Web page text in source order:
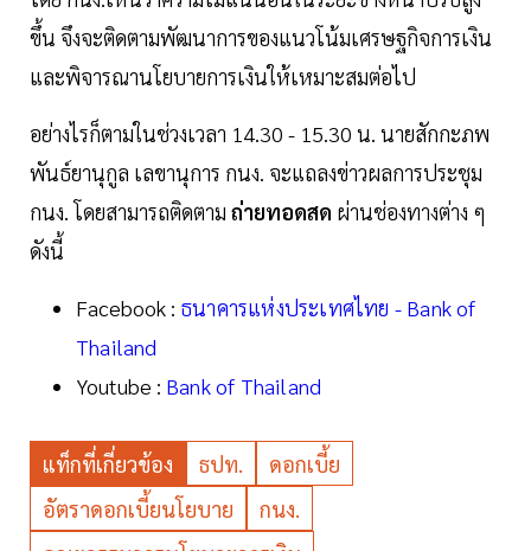
ขึ้น จึงจะติดตามพัฒนาการของแนวโน้มเศรษฐกิจการเงิน
และพิจารณานโยบายการเงินให้เหมาะสมต่อไป
อย่างไรก็ตามในช่วงเวลา 14.30 - 15.30 น. นายสักกะภพ
พันธ์ยานุกูล เลขานุการ กนง. จะแถลงข่าวผลการประชุม
กนง. โดยสามารถติดตาม ถ่ายทอดสด ผ่านช่องทางต่าง ๆ
ดังนี้
Facebook : ธนาคารแห่งประเทศไทย - Bank of
Thailand
Youtube : Bank of Thailand
แท็กที่เกี่ยวข้อง ธปท.
ดอกเบี้ย
อัตราดอกเบี้ยนโยบาย
กนง.